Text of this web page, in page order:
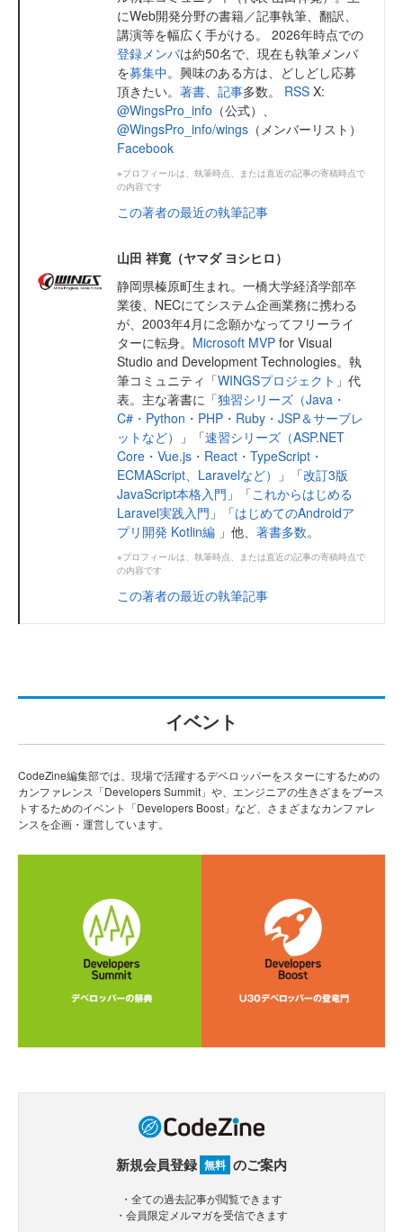
にWeb開発分野の書籍／記事執筆、翻訳、
講演等を幅広く手がける。 2026年時点での
登録メンバは約50名で、現在も執筆メンバ
を募集中。興味のある方は、どしどし応募
頂きたい。 著書 記事多数。 RSS X:
@WingsPro_info （公式）、
@WingsPro_info/wings （メンバーリスト）
Facebook
※プロフィールは、執筆時点、または直近の記事の寄稿時点で
の内容です
この著者の最近の執筆記事
山田 祥寛（ヤマダ ヨシヒロ）
静岡県榛原町生まれ。一橋大学経済学部卒
業後、NECにてシステム企画業務に携わる
が、2003年4月に念願かなってフリーライ
ターに転身。 Microsoft MVP for Visual
Studio and Development Technologies。執
筆コミュニティ「WINGSプロジェクト 」代
表。主な著書に「独習シリーズ（Java・
C#・Python・PHP・Ruby・JSP＆サーブレ
ットなど）
」「速習シリーズ（ASP.NET
Core・Vue.js・React・TypeScript・
ECMAScript、Laravelなど）
」「改訂3版
JavaScript本格入門 」「これからはじめる
Laravel実践入門 」「はじめてのAndroidア
プリ開発 Kotlin編 」他、 著書多数。
※プロフィールは、執筆時点、または直近の記事の寄稿時点で
の内容です
この著者の最近の執筆記事
イベント
CodeZine編集部では、現場で活躍するデベロッパーをスターにするための
カンファレンス「Developers Summit」や、エンジニアの生きざまをブース
トするためのイベント「Developers Boost」など、さまざまなカンファレ
ンスを企画・運営しています。
新規会員登録 無料 のご案内
・全ての過去記事が閲覧できます
・会員限定メルマガを受信できます